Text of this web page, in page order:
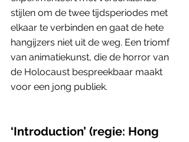
stijlen om de twee tijdsperiodes met
elkaar te verbinden en gaat de hete
hangijzers niet uit de weg. Een triomf
van animatiekunst, die de horror van
de Holocaust bespreekbaar maakt
voor een jong publiek.
‘Introduction’ (regie: Hong